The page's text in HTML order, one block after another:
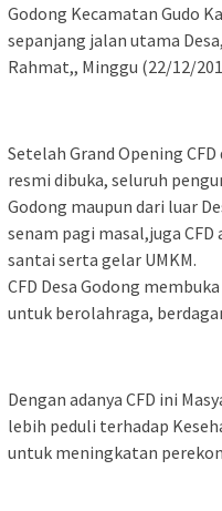
Godong Kecamatan Gudo
sepanjang jalan utama
Rahmat,, Minggu (22/12/
Setelah Grand Opening
resmi dibuka, seluruh
Godong maupun dari luar
senam pagi masal,juga CFD
santai serta gelar UMKM.
CFD Desa Godong
untuk berolahraga,
Dengan adanya CFD ini
lebih peduli terhadap
untuk meningkatan